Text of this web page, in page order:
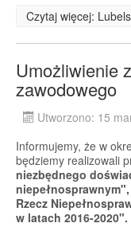
Czytaj więcej:
Umożliwienie
zawodowego
Utworzono: 15
Informujemy, że w
będziemy realizowali
niezbędnego
niepełnosprawnym",
Rzecz
w latach 2016-2020".